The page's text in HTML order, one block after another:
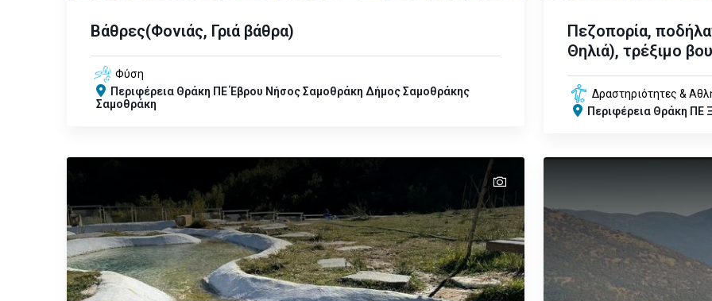
Βάθρες(Φονιάς, Γριά βάθρα)
Φύση
Περιφέρεια Θράκη ΠΕ Έβρου Νήσος Σαμοθράκη Δήμος Σαμοθράκης
Σαμοθράκη
Πεζοπορία,
Θηλιά), τρέξιμο
Δραστηριότητες &
Περιφέρεια Θράκη ΠΕ